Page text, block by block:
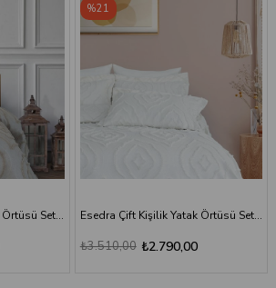
Esedra Çift Kişilik Yatak Örtüsü Seti 240x260 cm - Ekru Esedra Çift Kişilik Yatak Örtüsü Seti 240x260 cm - Pudra
₺2.790,00
₺3.510,00
%21